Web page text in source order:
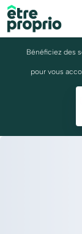
Bénéficiez des
pour vous